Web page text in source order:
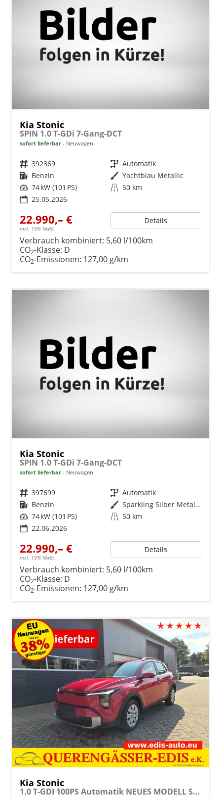
Kia Stonic
SPIN 1.0 T-GDi 7-Gang-DCT
sofort lieferbar Neuwagen
Fahrzeugnr. 392369 Getriebe Automatik
Kraftstoff Benzin Außenfarbe Yachtblau Metallic
Leistung 74 kW (101 PS) Kilometerstand 50 km
25.05.2026
22.990,– €
incl. 19% MwSt.
Details
Verbrauch kombiniert: 5,60 l/100km
CO2-Klasse: D
CO2-Emissionen: 127,00 g/km
Kia Stonic
SPIN 1.0 T-GDi 7-Gang-DCT
sofort lieferbar Neuwagen
Fahrzeugnr. 397699 Getriebe Automatik
Kraftstoff Benzin Außenfarbe
Sparkling Silber Metallic
Leistung 74 kW (101 PS) Kilometerstand 50 km
22.06.2026
22.990,– €
incl. 19% MwSt.
Details
Verbrauch kombiniert: 5,60 l/100km
CO2-Klasse: D
CO2-Emissionen: 127,00 g/km
Kia Stonic
1.0 T-GDI 100PS Automatik NEUES MODELL Sitzheizung Lenkradheizung PDC v+h Rückf.Kamera Klima Bluetooth Touchscreen Apple CarPlay Android Auto Tempomat